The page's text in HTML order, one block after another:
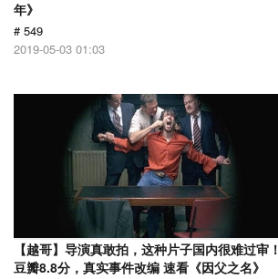
年》
# 549
2019-05-03 01:03
【越哥】导演真敢拍，这种片子国内很难过审！
豆瓣8.8分，真实事件改编 速看《因父之名》